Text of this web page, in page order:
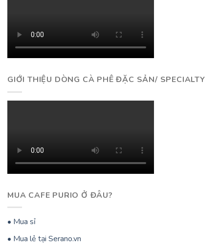
GIỚI THIỆU DÒNG CÀ PHÊ ĐẶC SẢN/ SPECIALTY
MUA CAFE PURIO Ở ĐÂU?
• Mua sỉ
• Mua lẻ tại Serano.vn